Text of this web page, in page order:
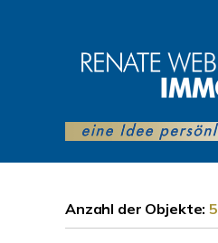
Anzahl der Objekte:5